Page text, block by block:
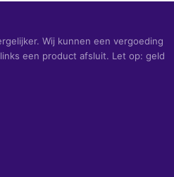
Wij kunnen een vergoeding
een product afsluit. Let op: geld